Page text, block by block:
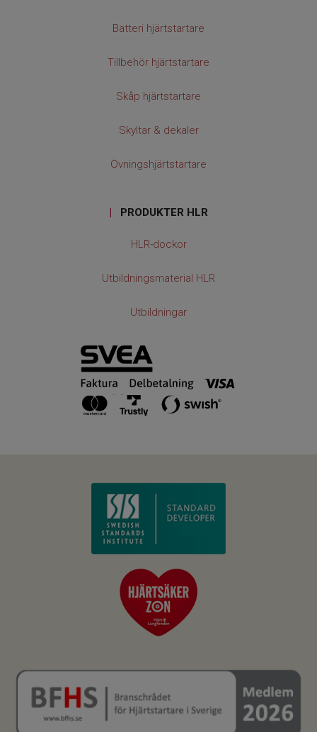
Batteri hjärtstartare
Tillbehör hjärtstartare
Skåp hjärtstartare
Skyltar & dekaler
Övningshjärtstartare
| PRODUKTER HLR
HLR-dockor
Utbildningsmaterial HLR
Utbildningar